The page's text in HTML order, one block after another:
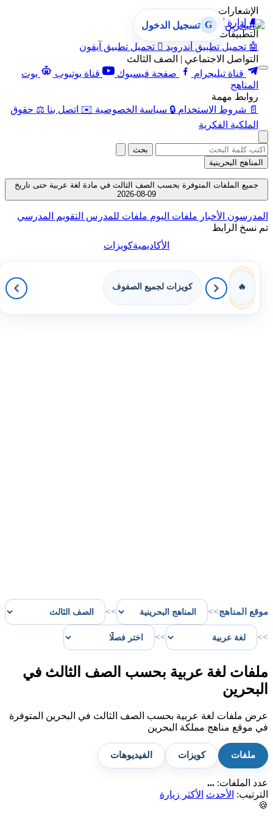
الإشعارات
🔔 إدارة الإشعارات
التطبيقات
🤖 تحميل تطبيق أندرويد  تحميل تطبيق آيفون
التواصل الاجتماعي | الصف الثالث
قناة تيليجرام
صفحة فيسبوك قناة يوتيوب
بوت
المناهج
روابط مهمة
📄 شروط الاستخدام 🔒 سياسة الخصوصية ✉️ اتصل بنا ⚖️ حقوق
الملكية الفكرية
G تسجيل الدخول
بحث
المناهج البحرينية
جميع الملفات المتوفرة بحسب الصف الثالث في مادة لغة عربية حتى تاريخ
09-08-2026
المدرسون الأخبار ملفات اليوم ملفات للمدرس التقويم المدرسي
تم نسخ الرابط
الأكاديميةكويزات
🔥 كويزات لجميع الصفوف
موقع المناهج>>
>>
>>
>>
ملفات لغة عربية بحسب الصف الثالث في
البحرين
عرض ملفات لغة عربية بحسب الصف الثالث في البحرين المتوفرة
في موقع مناهج مملكة البحرين
ملفات كويزات الفيديوهات
عدد الملفات: ...
الترتيب:
الأحدث
الأكثر زيارة
🍪